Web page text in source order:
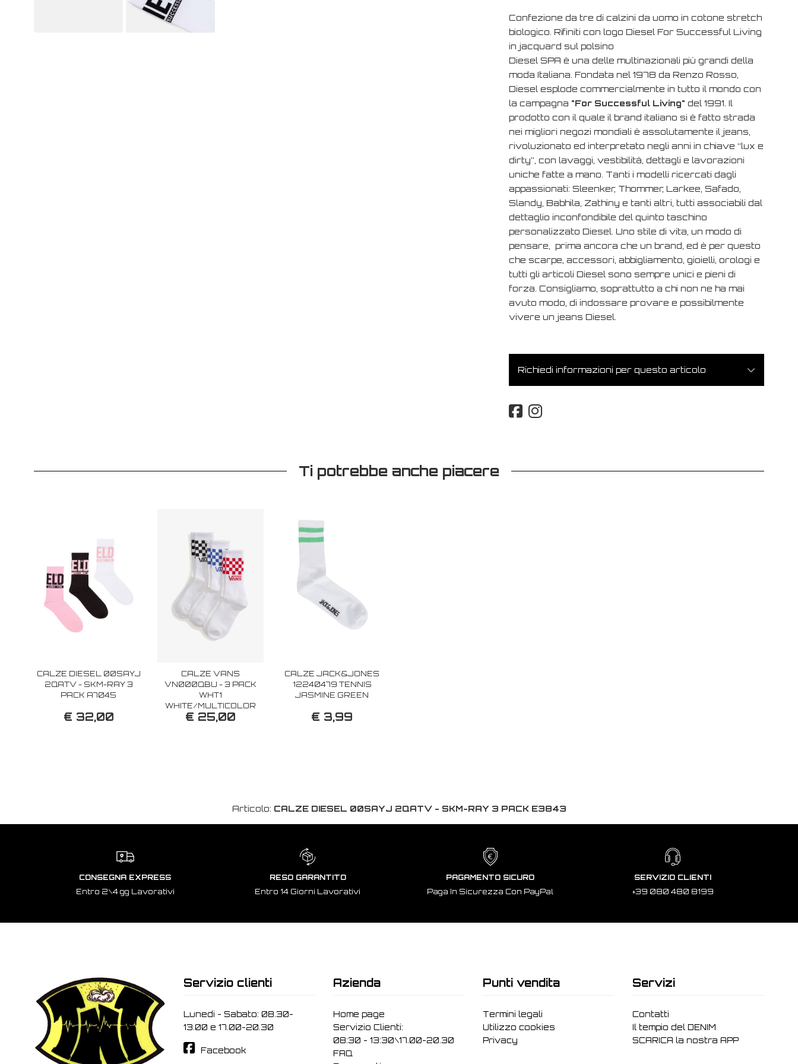
Confezione da tre di calzini da uomo in cotone stretch
biologico. Rifiniti con logo Diesel For Successful Living
in jacquard sul polsino
Diesel SPA è una delle multinazionali più grandi della
moda Italiana. Fondata nel 1978 da Renzo Rosso,
Diesel esplode commercialmente in tutto il mondo con
la campagna "For Successful Living" del 1991. Il
prodotto con il quale il brand italiano si è fatto strada
nei migliori negozi mondiali è assolutamente il jeans,
rivoluzionato ed interpretato negli anni in chiave “lux e
dirty”, con lavaggi, vestibilità, dettagli e lavorazioni
uniche fatte a mano. Tanti i modelli ricercati dagli
appassionati: Sleenker, Thommer, Larkee, Safado,
Slandy, Babhila, Zathiny e tanti altri, tutti associabili dal
dettaglio inconfondibile del quinto taschino
personalizzato Diesel. Uno stile di vita, un modo di
pensare, prima ancora che un brand, ed è per questo
che scarpe, accessori, abbigliamento, gioielli, orologi e
tutti gli articoli Diesel sono sempre unici e pieni di
forza. Consigliamo, soprattutto a chi non ne ha mai
avuto modo, di indossare provare e possibilmente
vivere un jeans Diesel.
Richiedi informazioni per questo articolo
Ti potrebbe anche piacere
CALZE DIESEL 00SAYJ
2QATV - SKM-RAY 3
PACK A7045
€ 32,00
CALZE VANS
VN000QBU - 3 PACK
WHT1
WHITE/MULTICOLOR
€ 25,00
CALZE JACK&JONES
12240479 TENNIS
JASMINE GREEN
€ 3,99
Articolo: CALZE DIESEL 00SAYJ 2QATV - SKM-RAY 3 PACK E3843
CONSEGNA EXPRESS
Entro 2\4 gg Lavorativi
RESO GARANTITO
Entro 14 Giorni Lavorativi
PAGAMENTO SICURO
Paga In Sicurezza Con PayPal
SERVIZIO CLIENTI
+39 080 480 8199
Servizio clienti
Lunedi - Sabato: 08.30-
13.00 e 17.00-20.30
Facebook
Azienda
Home page
Servizio Clienti:
08:30 - 13:30\17.00-20.30
FAQ
Punti vendita
Termini legali
Utilizzo cookies
Privacy
Servizi
Contatti
Il tempio del DENIM
SCARICA la nostra APP